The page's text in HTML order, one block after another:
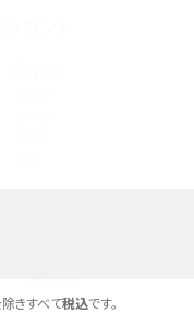
きすべて税込です。